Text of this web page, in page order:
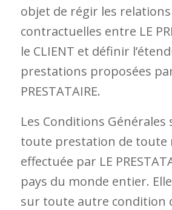
objet de régir les relations
contractuelles entre LE
le CLIENT et définir
prestations proposées
PRESTATAIRE.
Les Conditions Générales
toute prestation de toute
effectuée par LE
pays du monde entier.
sur toute autre condition